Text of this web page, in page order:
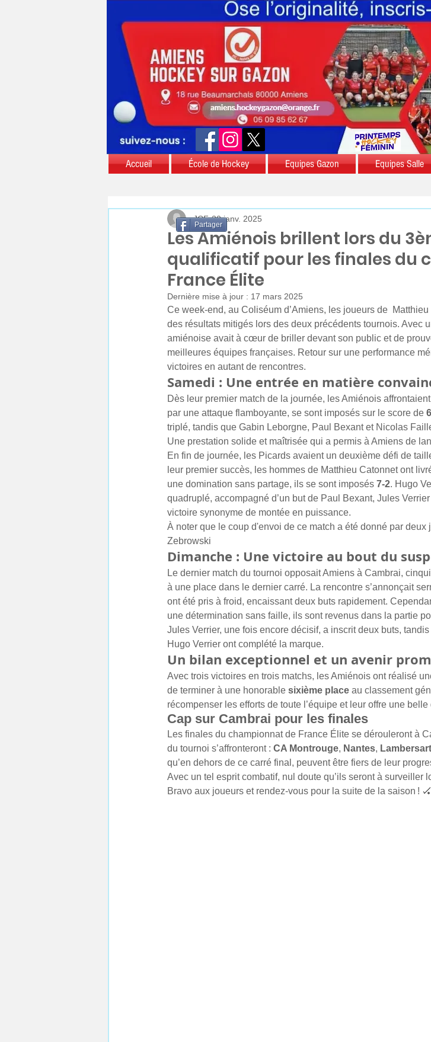
Accueil École de Hockey Equipes Gazon Equipes Salle
Les Amiénois brillent lors du
qualificatif pour les finales du
France Élite
JCF 20 janv. 2025
Dernière mise à jour : 17 mars 2025
Ce week-end, au Coliséum d’Amiens, les joueurs de
des résultats mitigés lors des deux précédents tournois. Avec
amiénoise avait à cœur de briller devant son public et de
meilleures équipes françaises. Retour sur une performance
victoires en autant de rencontres.
Samedi : Une entrée en matière
Dès leur premier match de la journée, les Amiénois
par une attaque flamboyante, se sont imposés sur le score de
triplé, tandis que Gabin Leborgne, Paul Bexant et Nicolas
Une prestation solide et maîtrisée qui a permis à Amiens de
En fin de journée, les Picards avaient un deuxième défi de
leur premier succès, les hommes de Matthieu Catonnet ont
une domination sans partage, ils se sont imposés 7-2. Hugo
quadruplé, accompagné d’un but de Paul Bexant, Jules
victoire synonyme de montée en puissance.
À noter que le coup d'envoi de ce match a été donné par
Zebrowski
Dimanche : Une victoire au bout du
Le dernier match du tournoi opposait Amiens à Cambrai,
à une place dans le dernier carré. La rencontre s’annonçait
ont été pris à froid, encaissant deux buts rapidement.
une détermination sans faille, ils sont revenus dans la partie
Jules Verrier, une fois encore décisif, a inscrit deux buts,
Hugo Verrier ont complété la marque.
Un bilan exceptionnel et un avenir
Avec trois victoires en trois matchs, les Amiénois ont réalisé
de terminer à une honorable sixième place au classement
récompenser les efforts de toute l’équipe et leur offre une
Cap sur Cambrai pour les finales
Les finales du championnat de France Élite se dérouleront à
du tournoi s’affronteront : CA Montrouge, Nantes, Lambersart
qu’en dehors de ce carré final, peuvent être fiers de leur
Avec un tel esprit combatif, nul doute qu’ils seront à surveiller
Bravo aux joueurs et rendez-vous pour la suite de la saison ! 🏑
Partager